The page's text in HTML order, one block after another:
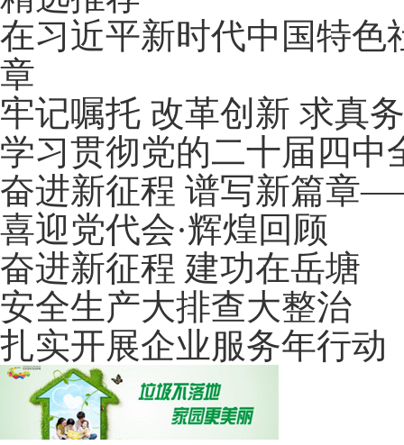
在习近平新时代中国特
章
牢记嘱托 改革创新 求真
学习贯彻党的二十届四中
奋进新征程 谱写新篇章
喜迎党代会·辉煌回顾
奋进新征程 建功在岳塘
安全生产大排查大整治
扎实开展企业服务年行动